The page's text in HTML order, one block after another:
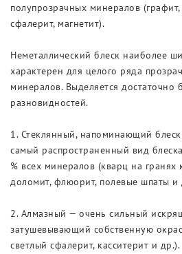
полупрозрачных минералов (графит,
сфалерит, магнетит).
Неметаллический блеск наиболее
характерен для целого ряда
минералов. Выделяется достаточно
разновидностей.
1. Стеклянный, напоминающий блеск
самый распространенный вид
% всех минералов (кварц на гранях
доломит, флюорит, полевые шпаты и
2. Алмазный — очень сильный
затушевывающий собственную
светлый сфалерит, касситерит и др.).